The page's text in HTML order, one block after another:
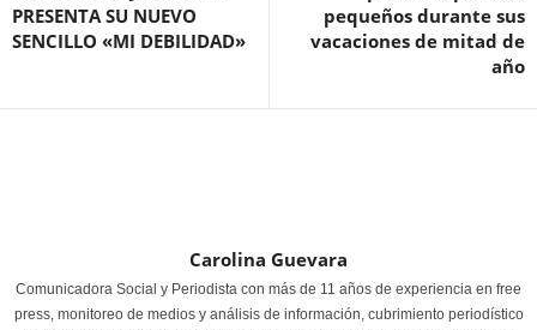
PRESENTA SU NUEVO
SENCILLO «MI DEBILIDAD»
pequeños durante sus
vacaciones de mitad de
año
Carolina Guevara
Comunicadora Social y Periodista con más de 11 años de experiencia en free
press, monitoreo de medios y análisis de información, cubrimiento periodístico